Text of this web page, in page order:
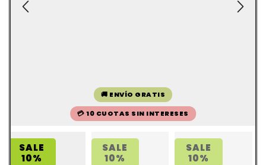
🚚 ENVÍO GRATIS
💳 10 CUOTAS SIN INTERESES
SALE
10%
SALE
10%
SALE
10%